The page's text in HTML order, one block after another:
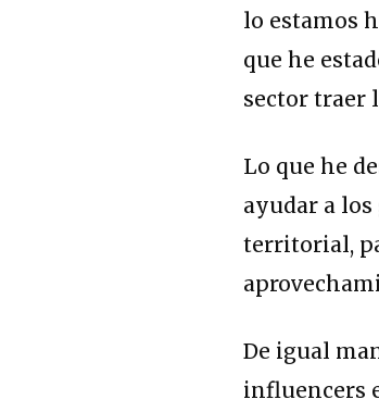
lo estamos
que he
sector traer
Lo que he
ayudar a
territorial,
De igual
influencers